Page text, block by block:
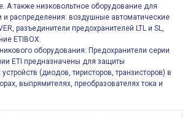
А также низковольтное оборудование для
распределения: воздушные автоматические
разъединители предохранителей LTL и SL,
ETIBOX.
оборудования: Предохранители серии
ETI предназначены для защиты
(диодов, тиристоров, транзисторов) в
выпрямителях, преобразователях тока и